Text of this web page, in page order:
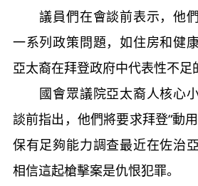
議員們在會談前表示，他們
一系列政策問題，如住房和健
亞太裔在拜登政府中代表性不足
國會眾議院亞太裔人核心小
談前指出，他們將要求拜登“動
保有足夠能力調查最近在佐治
相信這起槍擊案是仇恨犯罪。